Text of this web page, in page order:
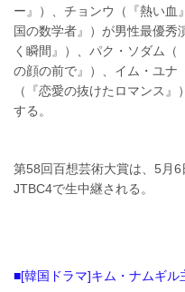
ー』）、チョンウ（『熱い血
国の数学者』）が男性最優秀
く瞬間』）、パク・ソダム（
の顔の前で』）、イム・ユナ
（『恋愛の抜けたロマンス
する。
第58回百想芸術大賞は、5月
JTBC4で生中継される。
■[韓国ドラマ]キム・ナムギル